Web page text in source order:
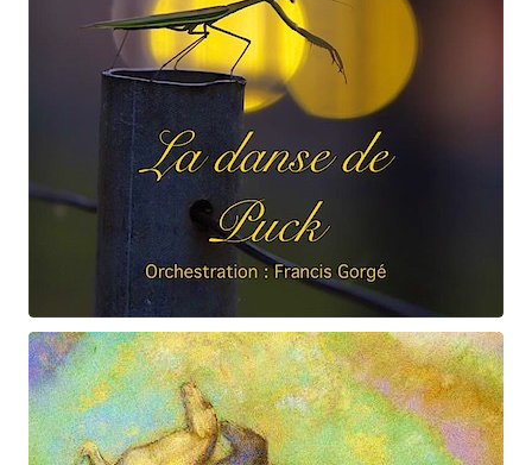
Claude Debussy
La danse de Puck